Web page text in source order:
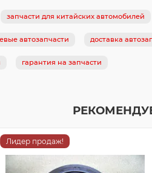
запчасти для китайских автомобилей
автозапчасти доставка
гарантия на запчасти
Лидер продаж!